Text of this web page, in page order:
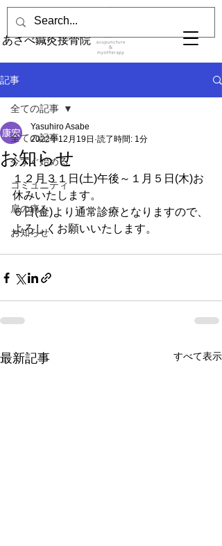
あさべ鍼灸接骨院
記事
全ての記事
今すぐ始める
コミュニティ
肩の痛み
お知らせ
全ての記事
お知らせ
Yasuhiro Asabe
2022年12月19日 読了時間: 1分
１２月３１日(土)午後～１月５日(木)お
休みいたします。
６日(金)より通常診療となりますので、
よろしくお願いいたします。
最新記事 すべて表示